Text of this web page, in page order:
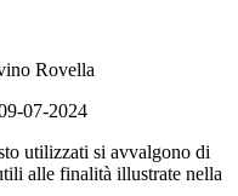
Rovella
07-2024
utilizzati si avvalgono di
alle finalità illustrate nella